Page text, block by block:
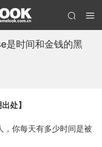
是时间和金钱的黑
处】
你每天有多少时间是被